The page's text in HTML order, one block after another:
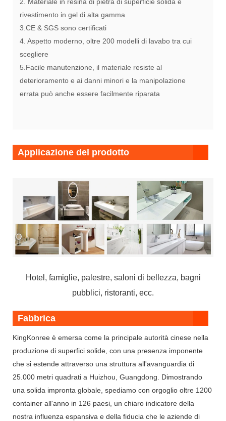
rivestimento in gel di alta gamma
3.CE & SGS sono certificati
4. Aspetto moderno, oltre 200 modelli di lavabo tra cui
scegliere
5.Facile manutenzione, il materiale resiste al
deterioramento e ai danni minori e la manipolazione
errata può anche essere facilmente riparata
Applicazione del prodotto
Hotel, famiglie, palestre, saloni di bellezza, bagni
pubblici, ristoranti, ecc.
Fabbrica
KingKonree è emersa come la principale autorità cinese nella
produzione di superfici solide, con una presenza imponente
che si estende attraverso una struttura all'avanguardia di
25.000 metri quadrati a Huizhou, Guangdong. Dimostrando
una solida impronta globale, spediamo con orgoglio oltre 1200
container all'anno in 126 paesi, un chiaro indicatore della
nostra influenza espansiva e della fiducia che le aziende di